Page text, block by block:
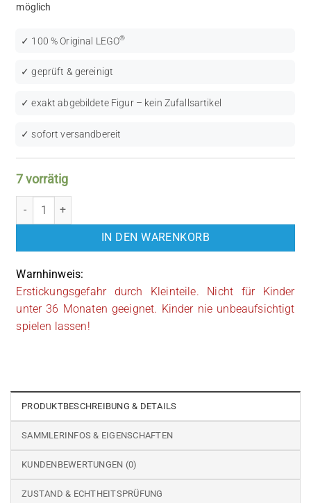
möglich
✓ 100 % Original LEGO®
✓ geprüft & gereinigt
✓ exakt abgebildete Figur – kein Zufallsartikel
✓ sofort versandbereit
7 vorrätig
LEGO Star Wars: Clone Scout Trooper (SW0518) Menge
IN DEN WARENKORB
Warnhinweis:
Erstickungsgefahr durch Kleinteile. Nicht für Kinder
unter 36 Monaten geeignet. Kinder nie unbeaufsichtigt
spielen lassen!
PRODUKTBESCHREIBUNG & DETAILS
SAMMLERINFOS & EIGENSCHAFTEN
KUNDENBEWERTUNGEN (0)
ZUSTAND & ECHTHEITSPRÜFUNG